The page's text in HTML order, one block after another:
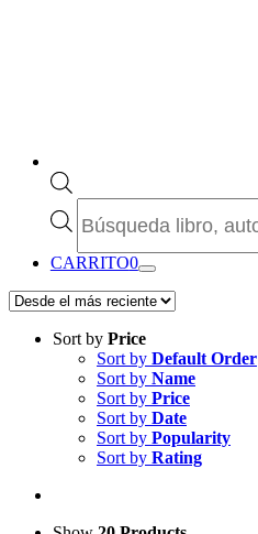
de
CARRITO0
Sort by Price
Sort by Default Order
Sort by Name
Sort by Price
Sort by Date
Sort by Popularity
Sort by Rating